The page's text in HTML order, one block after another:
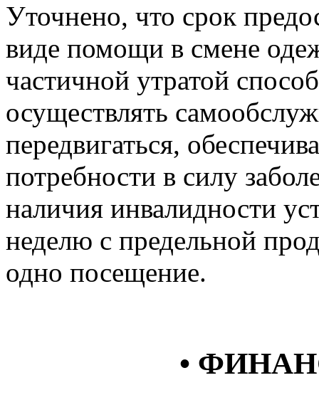
Уточнено, что срок
виде помощи в смене
частичной утратой
осуществлять
передвигаться,
потребности в силу
наличия инвалидности
неделю с предельной
одно посещение.
•